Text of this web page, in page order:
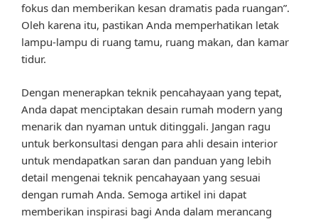
fokus dan memberikan kesan dramatis pada ruangan”.
Oleh karena itu, pastikan Anda memperhatikan letak
lampu-lampu di ruang tamu, ruang makan, dan kamar
tidur.
Dengan menerapkan teknik pencahayaan yang tepat,
Anda dapat menciptakan desain rumah modern yang
menarik dan nyaman untuk ditinggali. Jangan ragu
untuk berkonsultasi dengan para ahli desain interior
untuk mendapatkan saran dan panduan yang lebih
detail mengenai teknik pencahayaan yang sesuai
dengan rumah Anda. Semoga artikel ini dapat
memberikan inspirasi bagi Anda dalam merancang